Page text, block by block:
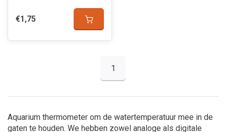
€1,75
1
Aquarium thermometer om de watertemperatuur mee in de
gaten te houden. We hebben zowel analoge als digitale